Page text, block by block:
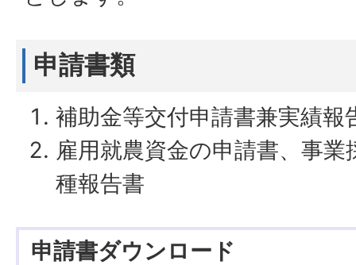
申請書類
補助金等交付申請書兼実績報
雇用就農資金の申請書、事
種報告書
申請書ダウンロード